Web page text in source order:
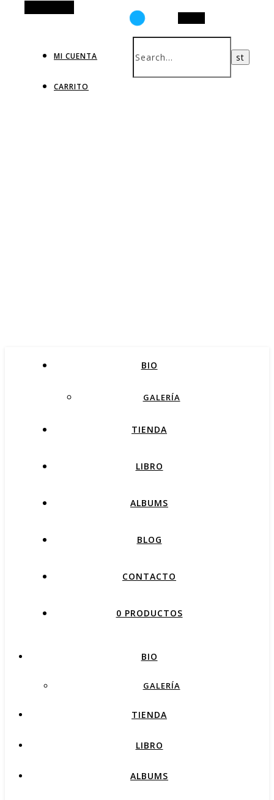
MI CUENTA
CARRITO
BIO
GALERÍA
TIENDA
LIBRO
ALBUMS
BLOG
CONTACTO
0 PRODUCTOS
BIO
GALERÍA
TIENDA
LIBRO
ALBUMS